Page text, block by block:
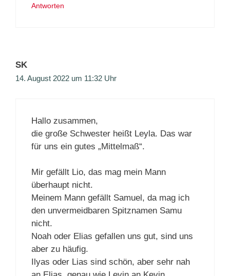
Antworten
SK
14. August 2022 um 11:32 Uhr
Hallo zusammen,
die große Schwester heißt Leyla. Das war
für uns ein gutes „Mittelmaß“.
Mir gefällt Lio, das mag mein Mann
überhaupt nicht.
Meinem Mann gefällt Samuel, da mag ich
den unvermeidbaren Spitznamen Samu
nicht.
Noah oder Elias gefallen uns gut, sind uns
aber zu häufig.
Ilyas oder Lias sind schön, aber sehr nah